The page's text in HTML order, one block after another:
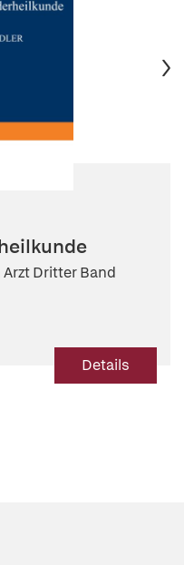
Dritter Band
Details